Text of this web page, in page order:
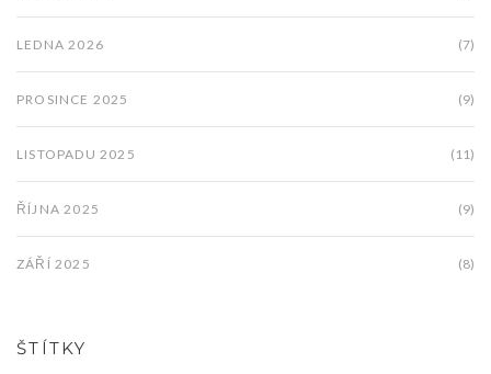
LEDNA 2026 (7)
PROSINCE 2025 (9)
LISTOPADU 2025 (11)
ŘÍJNA 2025 (9)
ZÁŘÍ 2025 (8)
ŠTÍTKY